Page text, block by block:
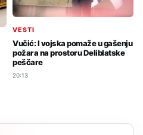
VESTI
Vučić: I vojska pomaže u gašenju
požara na prostoru Deliblatske
peščare
20:13